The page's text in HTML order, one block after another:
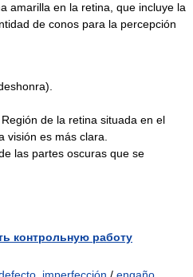
amarilla en la retina, que incluye la
de conos para la percepción
Región de la retina situada en el
visión es más clara.
las partes oscuras que se
контрольную работу